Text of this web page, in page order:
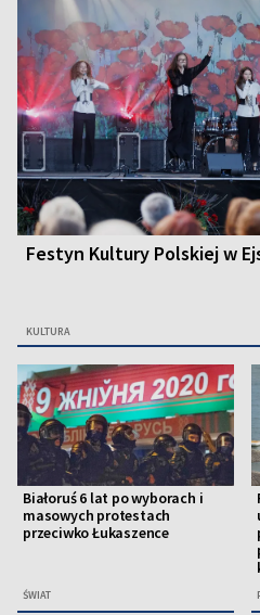
Festyn Kultury Polskiej w
KULTURA
Białoruś 6 lat po wyborach i
masowych protestach
przeciwko Łukaszence
ŚWIAT